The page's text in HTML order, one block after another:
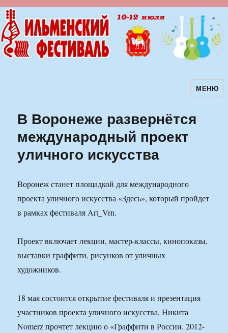
Ильменский фестиваль авторскойМЕНЮ
В Воронеже развернётся
международный проект
уличного искусства
Воронеж станет площадкой для международного
проекта уличного искусства «Здесь», который пройдет
в рамках фестиваля Art_Vrn.
Проект включает лекции, мастер-классы, кинопоказы,
выставки граффити, рисунков от уличных
художников.
18 мая состоится открытие фестиваля и презентация
участников проекта уличного искусства, Никита
Nomerz прочтет лекцию о «Граффити в России. 2012-